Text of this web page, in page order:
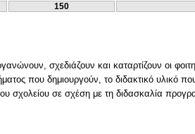
150
σχεδιάζουν και καταρτίζουν οι
που δημιουργούν, το διδακτικό υλικό
σχολείου σε σχέση με τη διδασκαλία